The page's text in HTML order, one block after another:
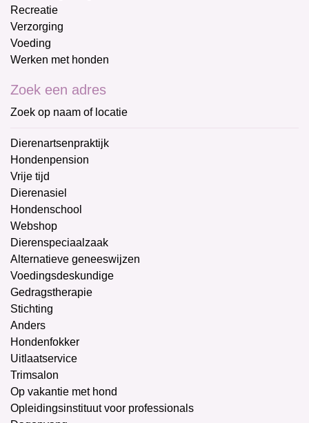
Recreatie
Verzorging
Voeding
Werken met honden
Zoek een adres
Zoek op naam of locatie
Dierenartsenpraktijk
Hondenpension
Vrije tijd
Dierenasiel
Hondenschool
Webshop
Dierenspeciaalzaak
Alternatieve geneeswijzen
Voedingsdeskundige
Gedragstherapie
Stichting
Anders
Hondenfokker
Uitlaatservice
Trimsalon
Op vakantie met hond
Opleidingsinstituut voor professionals